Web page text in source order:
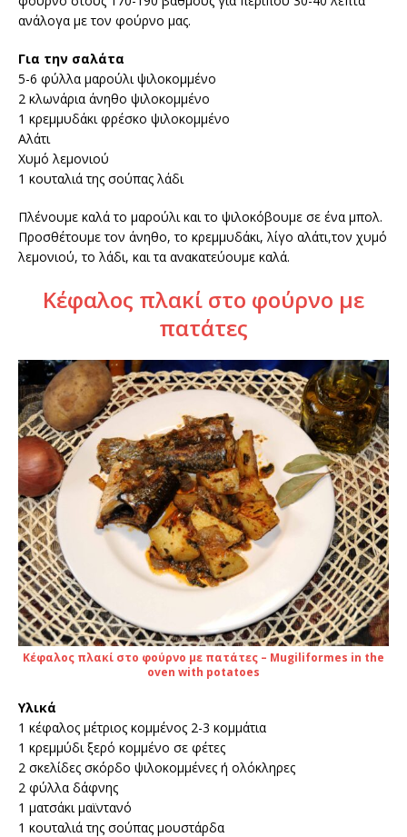
ανάλογα με τον φούρνο μας.
Για την σαλάτα
5-6 φύλλα μαρούλι ψιλοκομμένο
2 κλωνάρια άνηθο ψιλοκομμένο
1 κρεμμυδάκι φρέσκο ψιλοκομμένο
Αλάτι
Χυμό λεμονιού
1 κουταλιά της σούπας λάδι
Πλένουμε καλά το μαρούλι και το ψιλοκόβουμε σε ένα μπολ.
Προσθέτουμε τον άνηθο, το κρεμμυδάκι, λίγο αλάτι,τον χυμό
λεμονιού, το λάδι, και τα ανακατεύουμε καλά.
Κέφαλος πλακί στο φούρνο με
πατάτες
Κέφαλος πλακί στο φούρνο με πατάτες – Mugiliformes in the
oven with potatoes
Υλικά
1 κέφαλος μέτριος κομμένος 2-3 κομμάτια
1 κρεμμύδι ξερό κομμένο σε φέτες
2 σκελίδες σκόρδο ψιλοκομμένες ή ολόκληρες
2 φύλλα δάφνης
1 ματσάκι μαϊντανό
1 κουταλιά της σούπας μουστάρδα